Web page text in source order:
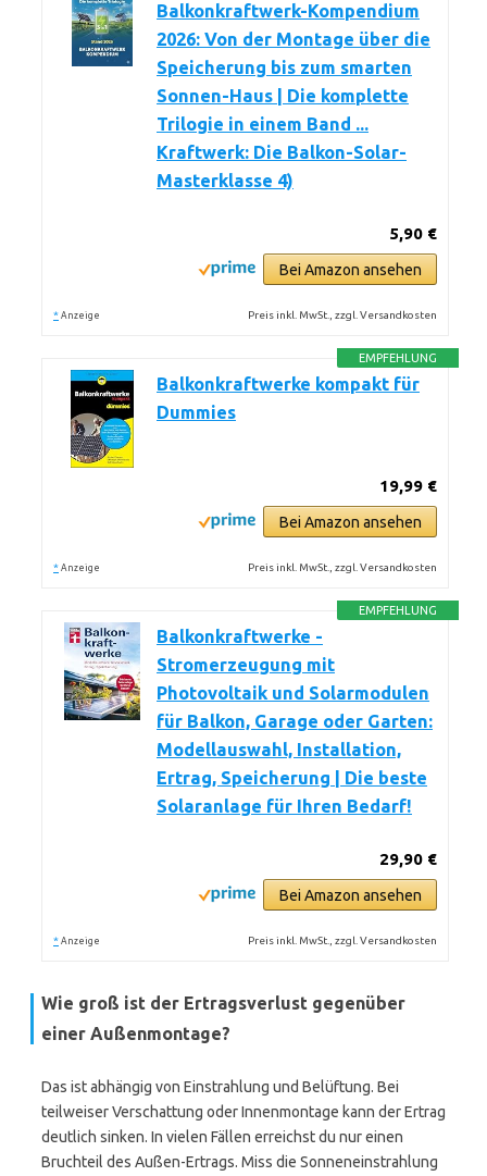
Balkonkraftwerk-Kompendium
2026: Von der Montage über die
Speicherung bis zum smarten
Sonnen-Haus | Die komplette
Trilogie in einem Band ...
Kraftwerk: Die Balkon-Solar-
Masterklasse 4)
5,90 €
Bei Amazon ansehen
* Anzeige Preis inkl. MwSt., zzgl. Versandkosten
EMPFEHLUNG
Balkonkraftwerke kompakt für
Dummies
19,99 €
Bei Amazon ansehen
* Anzeige Preis inkl. MwSt., zzgl. Versandkosten
EMPFEHLUNG
Balkonkraftwerke -
Stromerzeugung mit
Photovoltaik und Solarmodulen
für Balkon, Garage oder Garten:
Modellauswahl, Installation,
Ertrag, Speicherung | Die beste
Solaranlage für Ihren Bedarf!
29,90 €
Bei Amazon ansehen
* Anzeige Preis inkl. MwSt., zzgl. Versandkosten
Wie groß ist der Ertragsverlust gegenüber
einer Außenmontage?
Das ist abhängig von Einstrahlung und Belüftung. Bei
teilweiser Verschattung oder Innenmontage kann der Ertrag
deutlich sinken. In vielen Fällen erreichst du nur einen
Bruchteil des Außen-Ertrags. Miss die Sonneneinstrahlung